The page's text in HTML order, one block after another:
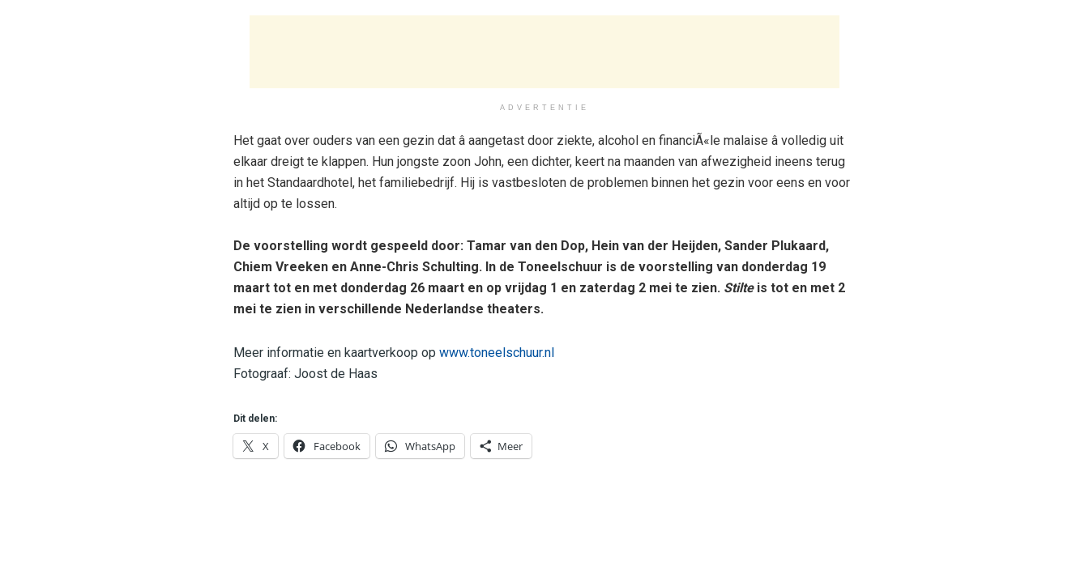
ADVERTENTIE
Het gaat over ouders van een gezin dat â aangetast door ziekte, alcohol en financiÃ«le malaise â volledig uit
elkaar dreigt te klappen. Hun jongste zoon John, een dichter, keert na maanden van afwezigheid ineens terug
in het Standaardhotel, het familiebedrijf. Hij is vastbesloten de problemen binnen het gezin voor eens en voor
altijd op te lossen.
De voorstelling wordt gespeeld door: Tamar van den Dop, Hein van der Heijden, Sander Plukaard,
Chiem Vreeken en Anne-Chris Schulting. In de Toneelschuur is de voorstelling van donderdag 19
maart tot en met donderdag 26 maart en op vrijdag 1 en zaterdag 2 mei te zien. Stilteis tot en met 2
mei te zien in verschillende Nederlandse theaters.
Meer informatie en kaartverkoop op www.toneelschuur.nl
Fotograaf: Joost de Haas
Dit delen:
X Facebook WhatsApp Meer